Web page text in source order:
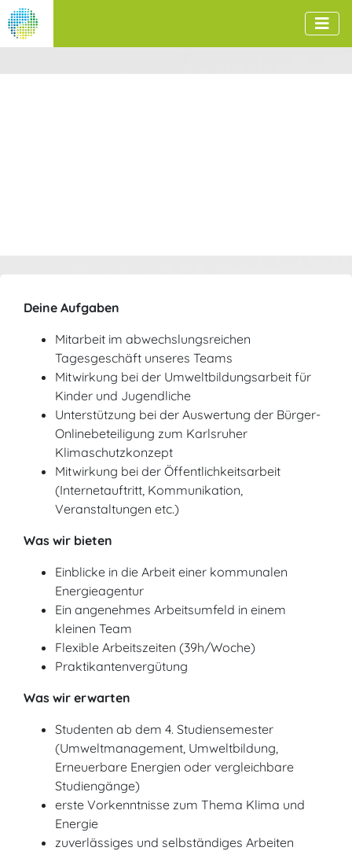
Deine Aufgaben
Mitarbeit im abwechslungsreichen
Tagesgeschäft unseres Teams
Mitwirkung bei der Umweltbildungsarbeit für
Kinder und Jugendliche
Unterstützung bei der Auswertung der Bürger-
Onlinebeteiligung zum Karlsruher
Klimaschutzkonzept
Mitwirkung bei der Öffentlichkeitsarbeit
(Internetauftritt, Kommunikation,
Veranstaltungen etc.)
Was wir bieten
Einblicke in die Arbeit einer kommunalen
Energieagentur
Ein angenehmes Arbeitsumfeld in einem
kleinen Team
Flexible Arbeitszeiten (39h/Woche)
Praktikantenvergütung
Was wir erwarten
Studenten ab dem 4. Studiensemester
(Umweltmanagement, Umweltbildung,
Erneuerbare Energien oder vergleichbare
Studiengänge)
erste Vorkenntnisse zum Thema Klima und
Energie
zuverlässiges und selbständiges Arbeiten